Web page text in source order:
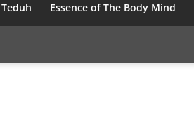
Essence of The Body Mind